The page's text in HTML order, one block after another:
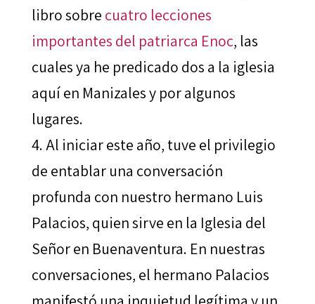
libro sobre cuatro lecciones
importantes del patriarca Enoc, las
cuales ya he predicado dos a la iglesia
aquí en Manizales y por algunos
lugares.
Al iniciar este año, tuve el privilegio
de entablar una conversación
profunda con nuestro hermano Luis
Palacios, quien sirve en la Iglesia del
Señor en Buenaventura. En nuestras
conversaciones, el hermano Palacios